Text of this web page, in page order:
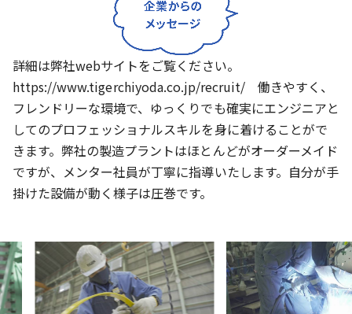
詳細は弊社webサイトをご覧ください。
https://www.tigerchiyoda.co.jp/recruit/ 働きやすく、
フレンドリーな環境で、ゆっくりでも確実にエンジニアと
してのプロフェッショナルスキルを身に着けることがで
きます。弊社の製造プラントはほとんどがオーダーメイド
ですが、メンター社員が丁寧に指導いたします。自分が手
掛けた設備が動く様子は圧巻です。